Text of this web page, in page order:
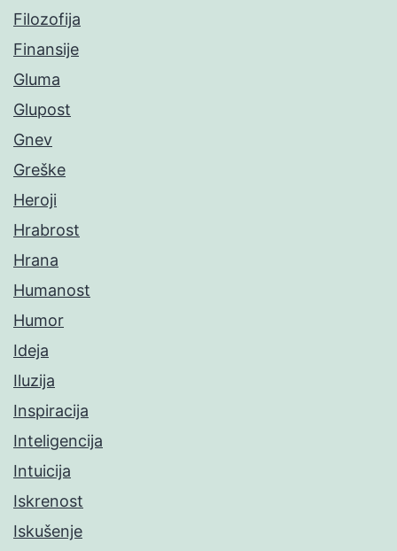
Filozofija
Finansije
Gluma
Glupost
Gnev
Greške
Heroji
Hrabrost
Hrana
Humanost
Humor
Ideja
Iluzija
Inspiracija
Inteligencija
Intuicija
Iskrenost
Iskušenje